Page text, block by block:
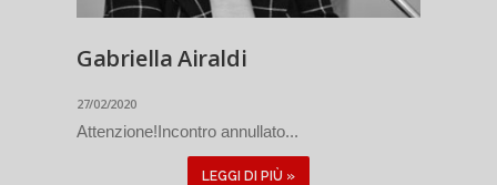
Gabriella Airaldi
27/02/2020
Attenzione!Incontro annullato...
LEGGI DI PIÙ »